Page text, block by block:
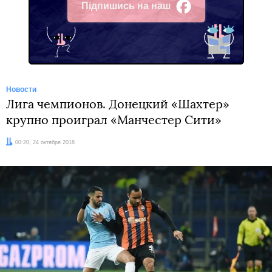
Підпишись на наш
Facebook
Новости
Лига чемпионов. Донецкий «Шахтер»
крупно проиграл «Манчестер Сити»
Дата:00:20, 24 октября 2018